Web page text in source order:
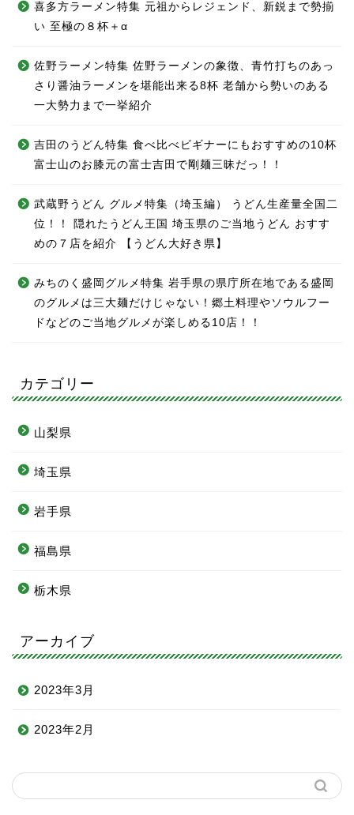
喜多方ラーメン特集 元祖からレジェンド、新鋭まで勢揃
い 至極の８杯＋α
佐野ラーメン特集 佐野ラーメンの象徴、青竹打ちのあっ
さり醤油ラーメンを堪能出来る8杯 老舗から勢いのある
一大勢力まで一挙紹介
吉田のうどん特集 食べ比べビギナーにもおすすめの10杯
富士山のお膝元の富士吉田で剛麺三昧だっ！！
武蔵野うどん グルメ特集（埼玉編） うどん生産量全国二
位！！ 隠れたうどん王国 埼玉県のご当地うどん おすす
めの７店を紹介 【うどん大好き県】
みちのく盛岡グルメ特集 岩手県の県庁所在地である盛岡
のグルメは三大麺だけじゃない！郷土料理やソウルフー
ドなどのご当地グルメが楽しめる10店！！
カテゴリー
山梨県
埼玉県
岩手県
福島県
栃木県
アーカイブ
2023年3月
2023年2月